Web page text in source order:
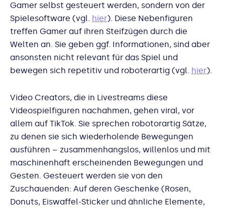
Gamer selbst gesteuert werden, sondern von der
Spielesoftware (vgl. hier). Diese Nebenfiguren
treffen Gamer auf ihren Steifzügen durch die
Welten an. Sie geben ggf. Informationen, sind aber
ansonsten nicht relevant für das Spiel und
bewegen sich repetitiv und roboterartig (vgl. hier).
Video Creators, die in Livestreams diese
Videospielfiguren nachahmen, gehen viral, vor
allem auf TikTok. Sie sprechen robotorartig Sätze,
zu denen sie sich wiederholende Bewegungen
ausführen – zusammenhangslos, willenlos und mit
maschinenhaft erscheinenden Bewegungen und
Gesten. Gesteuert werden sie von den
Zuschauenden: Auf deren Geschenke (Rosen,
Donuts, Eiswaffel-Sticker und ähnliche Elemente,